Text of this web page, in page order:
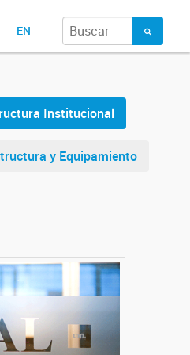
EN
Institucional
y Equipamiento